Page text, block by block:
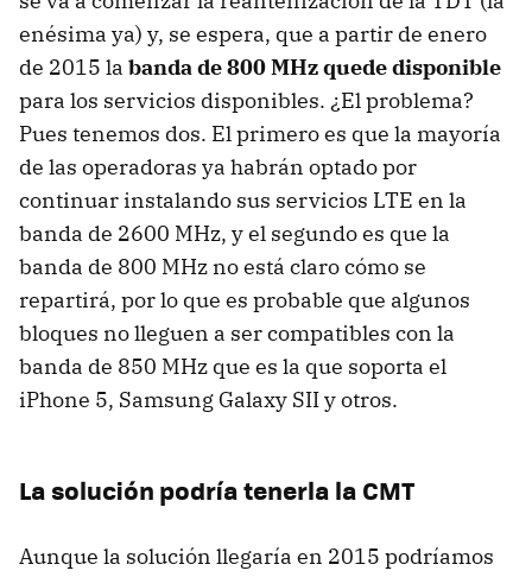
enésima ya) y, se espera, que a partir de enero
de 2015 la banda de 800 MHz quede disponible
para los servicios disponibles. ¿El problema?
Pues tenemos dos. El primero es que la mayoría
de las operadoras ya habrán optado por
continuar instalando sus servicios LTE en la
banda de 2600 MHz, y el segundo es que la
banda de 800 MHz no está claro cómo se
repartirá, por lo que es probable que algunos
bloques no lleguen a ser compatibles con la
banda de 850 MHz que es la que soporta el
iPhone 5, Samsung Galaxy SIIy otros.
La solución podría tenerla laCMT
Aunque la solución llegaría en 2015 podríamos